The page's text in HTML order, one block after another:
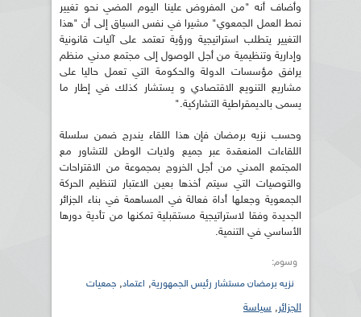
وأضاف أنه "من المفروض علينا اليوم المضي نحو تغيير
نمط العمل الجمعوي" مشيرا في نفس السياق إلى أن "هذا
التغيير يتطلب استراتيجية ورؤية تعتمد على آليات قانونية
وإدارية وتنظيمية من أجل الوصول إلى مجتمع مدني منظم
يرافق مؤسسات الدولة والحكومة التي تعمل حاليا على
مشاريع التنويع الاقتصادي و يستشار كذلك في إطار ما
يسمى بالديمقراطية التشاركية."
وحسب نزيه برمضان فإن هذا اللقاء يندرج ضمن سلسلة
اللقاءات المنعقدة عبر جميع ولايات الوطن للتشاور مع
المجتمع المدني من أجل الخروج بمجموعة من الاقتراحات
والتوصيات التي سيتم أخذها بعين الاعتبار لتنظيم الحركة
الجمعوية وجعلها أداة فعالة في المساهمة في بناء الجزائر
الجديدة وفقا لاستراتيجية مستقبلية تمكنها من تأدية دورها
الأساسي في التنمية.
وسوم:
نزيه برمضان مستشار رئيس الجمهورية, اعتماد, جمعيات
الجزائر, سياسة